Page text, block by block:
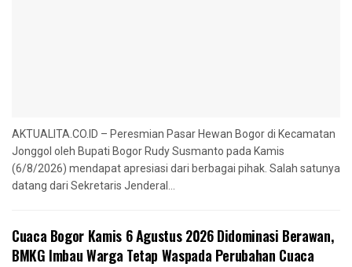
AKTUALITA.CO.ID – Peresmian Pasar Hewan Bogor di Kecamatan
Jonggol oleh Bupati Bogor Rudy Susmanto pada Kamis
(6/8/2026) mendapat apresiasi dari berbagai pihak. Salah satunya
datang dari Sekretaris Jenderal...
Cuaca Bogor Kamis 6 Agustus 2026 Didominasi Berawan,
BMKG Imbau Warga Tetap Waspada Perubahan Cuaca